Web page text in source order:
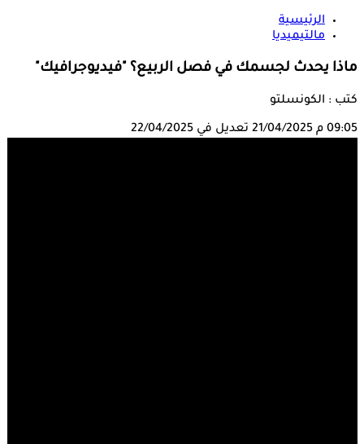
الرئيسية
مالتيميديا
ماذا يحدث لجسمك في فصل الربيع؟ "فيديوجرافيك"
كتب : الكونسلتو
09:05 م 21/04/2025 تعديل في 22/04/2025